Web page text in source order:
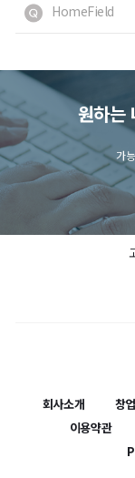
HomeField
원하는
가
회사소개 창
이용약관